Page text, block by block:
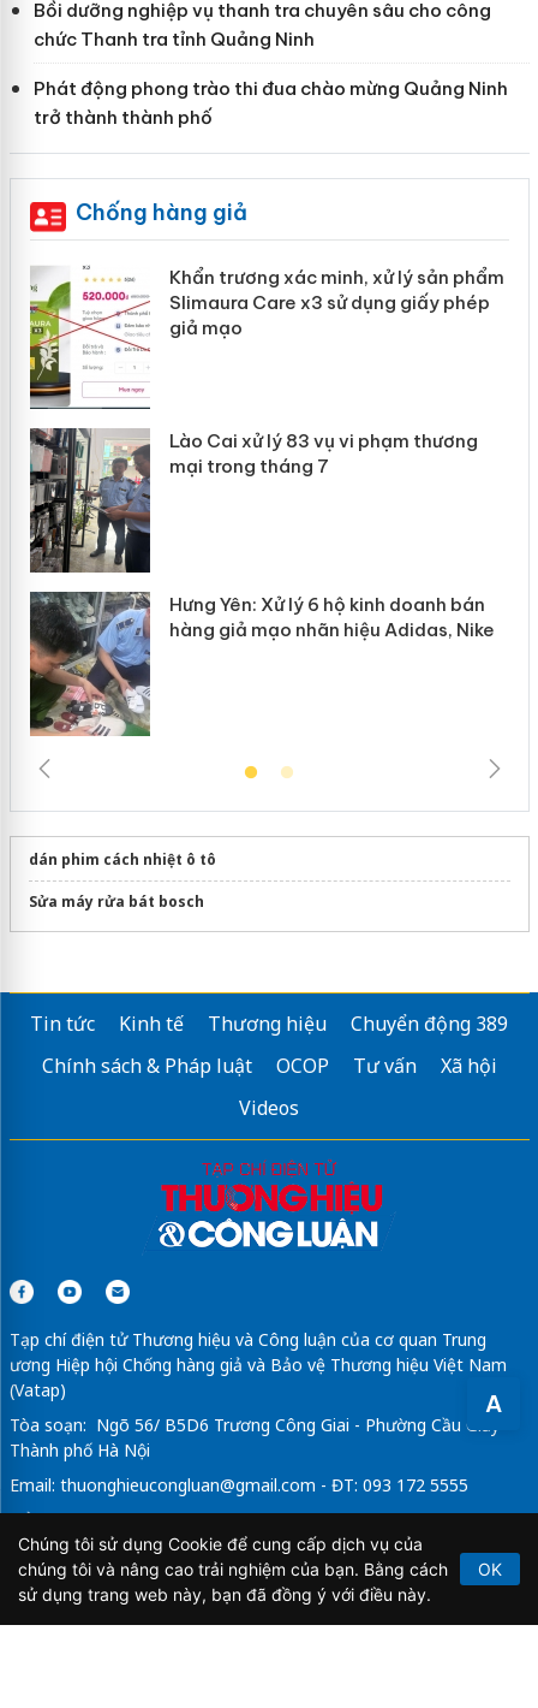
A
Bồi dưỡng nghiệp vụ thanh tra chuyên sâu cho công
chức Thanh tra tỉnh Quảng Ninh
Phát động phong trào thi đua chào mừng Quảng Ninh
trở thành thành phố
Chống hàng giả
Khẩn trương xác minh, xử lý sản phẩm
Slimaura Care x3 sử dụng giấy phép
giả mạo
Lào Cai xử lý 83 vụ vi phạm thương
mại trong tháng 7
Hưng Yên: Xử lý 6 hộ kinh doanh bán
hàng giả mạo nhãn hiệu Adidas, Nike
dán phim cách nhiệt ô tô
Sửa máy rửa bát bosch
Tin tức Kinh tế Thương hiệu
Chuyển động 389
Chính sách & Pháp luật
OCOP Tư vấn
Xã hội
Videos
Tạp chí điện tử Thương hiệu và Công luận của cơ quan Trung
ương Hiệp hội Chống hàng giả và Bảo vệ Thương hiệu Việt Nam
(Vatap)
Tòa soạn: Ngõ 56/ B5D6 Trương Công Giai - Phường Cầu Giấy -
Thành phố Hà Nội
Email: thuonghieucongluan@gmail.com - ĐT: 093 172 5555
Tổng Biên Tập: Vũ Đức Thuận
Giấy phép hoạt động báo chí điện tử số 64/GP-BTTTT do Bộ
Thông tin và Truyền thông cấp ngày 21/2/2020.
Chúng tôi sử dụng Cookie để cung cấp dịch vụ của
chúng tôi và nâng cao trải nghiệm của bạn. Bằng cách
sử dụng trang web này, bạn đã đồng ý với điều này.
OK